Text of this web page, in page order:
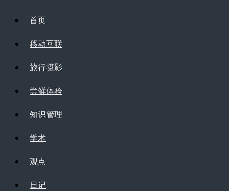
首页
移动互联
旅行摄影
尝鲜体验
知识管理
学术
观点
日记